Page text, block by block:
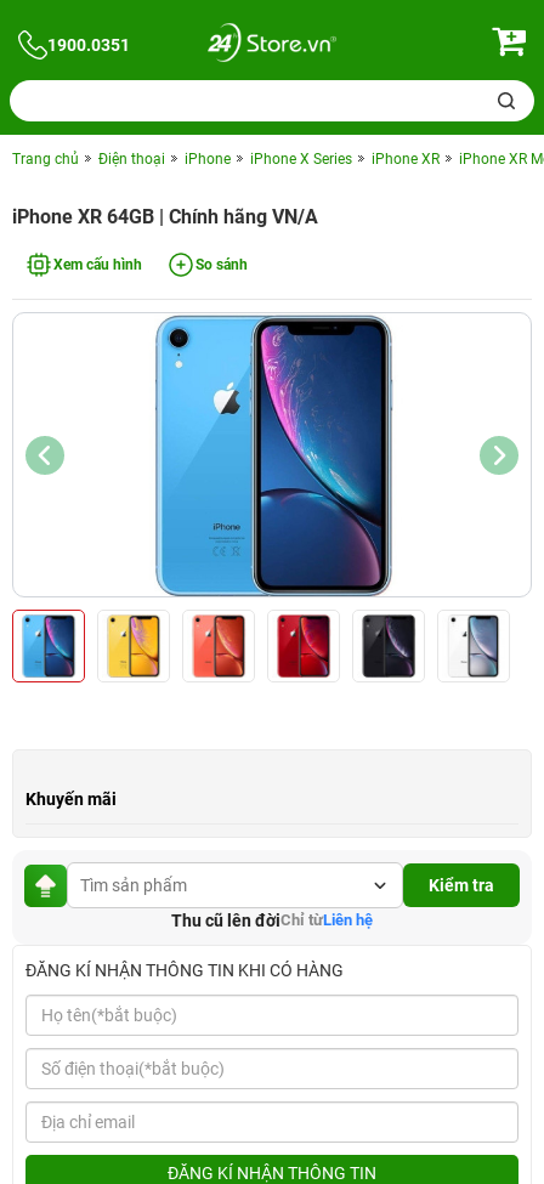
1900.0351
Trang chủ Điện thoại iPhone iPhone X Series iPhone XR iPhone XR
iPhone XR 64GB | Chính hãng VN/A
Xem cấu hình So sánh
Khuyến mãi
Kiểm tra
Thu cũ lên đờiChỉ từLiên hệ
ĐĂNG KÍ NHẬN THÔNG TIN KHI CÓ HÀNG
ĐĂNG KÍ NHẬN THÔNG TIN